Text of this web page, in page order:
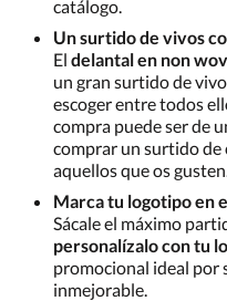
catálogo.
Un surtido de vivos
El delantal en non
un gran surtido de
escoger entre todos
compra puede ser de
comprar un surtido de
aquellos que os
Marca tu logotipo en
Sácale el máximo
personalízalo con tu
promocional ideal por
inmejorable.